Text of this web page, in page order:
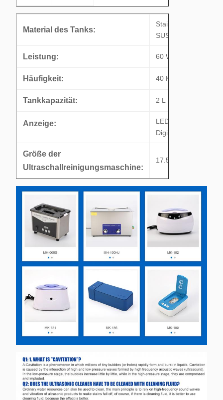
Material des Tanks:
Stainless Steel
SUS304
Leistung: 60 W
Häufigkeit: 40 Khz
Tankkapazität: 2 L
Anzeige:
LED-
Digitalbildschirm
Größe der
Ultraschallreinigungsmaschine:
17.5*16.5*23cm